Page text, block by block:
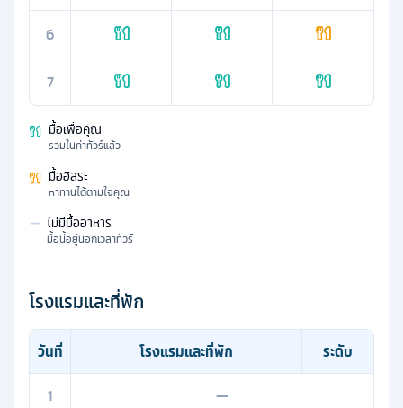
6
7
มื้อเพื่อคุณ
รวมในค่าทัวร์แล้ว
มื้ออิสระ
หาทานได้ตามใจคุณ
— ไม่มีมื้ออาหาร
มื้อนี้อยู่นอกเวลาทัวร์
โรงแรมและที่พัก
วันที่ โรงแรมและที่พัก
ระดับ
1
—